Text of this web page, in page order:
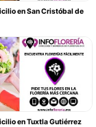
en San Cristóbal de
en Tuxtla Gutiérrez